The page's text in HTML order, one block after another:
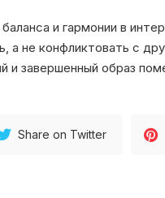
и гармонии в
а не конфликтовать с
и завершенный образ
Share on Twitter